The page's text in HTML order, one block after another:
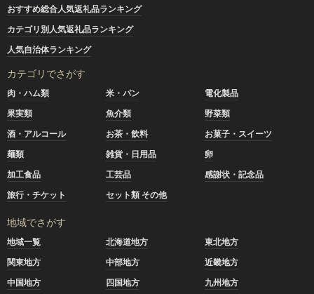
おすすめ総合人気返礼品ランキング
カテゴリ別人気返礼品ランキング
人気自治体ランキング
カテゴリでさがす
肉・ハム類 米・パン
電化製品
果実類
魚介類
野菜類
酒・アルコール
お茶・飲料
お菓子・スイーツ
麺類
雑貨・日用品
卵
加工食品
工芸品
感謝状・記念品
旅行・チケット
セット類 その他
地域でさがす
地域一覧 北海道地方
東北地方
関東地方
中部地方
近畿地方
中国地方
四国地方 九州地方